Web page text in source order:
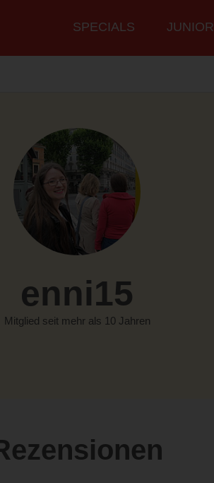
Hauptmenü
SPECIALS JUNIOR
enni15
Mitglied seit mehr als 10 Jahren